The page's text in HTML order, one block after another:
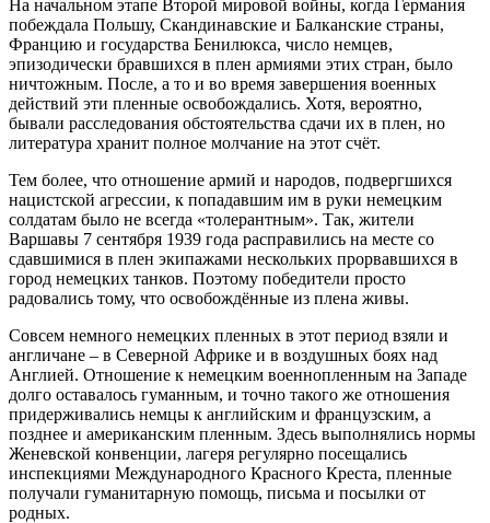
На начальном этапе Второй мировой войны, когда Германия
побеждала Польшу, Скандинавские и Балканские страны,
Францию и государства Бенилюкса, число немцев,
эпизодически бравшихся в плен армиями этих стран, было
ничтожным. После, а то и во время завершения военных
действий эти пленные освобождались. Хотя, вероятно,
бывали расследования обстоятельства сдачи их в плен, но
литература хранит полное молчание на этот счёт.
Тем более, что отношение армий и народов, подвергшихся
нацистской агрессии, к попадавшим им в руки немецким
солдатам было не всегда «толерантным». Так, жители
Варшавы 7 сентября 1939 года расправились на месте со
сдавшимися в плен экипажами нескольких прорвавшихся в
город немецких танков. Поэтому победители просто
радовались тому, что освобождённые из плена живы.
Совсем немного немецких пленных в этот период взяли и
англичане – в Северной Африке и в воздушных боях над
Англией. Отношение к немецким военнопленным на Западе
долго оставалось гуманным, и точно такого же отношения
придерживались немцы к английским и французским, а
позднее и американским пленным. Здесь выполнялись нормы
Женевской конвенции, лагеря регулярно посещались
инспекциями Международного Красного Креста, пленные
получали гуманитарную помощь, письма и посылки от
родных.